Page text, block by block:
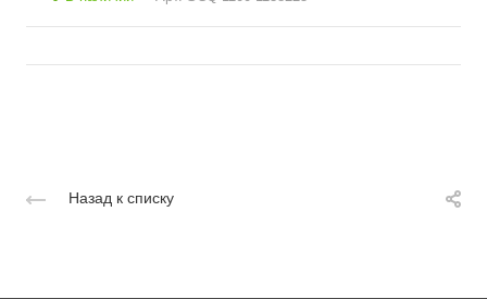
Назад к списку